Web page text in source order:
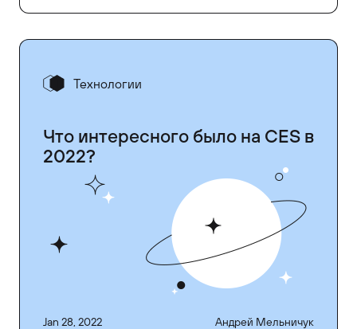
Технологии
Что интересного было на CES в
2022?
Jan 28, 2022 Андрей Мельничук